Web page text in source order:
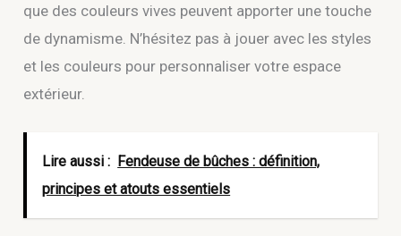
que des couleurs vives peuvent apporter une touche
de dynamisme. N’hésitez pas à jouer avec les styles
et les couleurs pour personnaliser votre espace
extérieur.
Lire aussi : Fendeuse de bûches : définition,
principes et atouts essentiels